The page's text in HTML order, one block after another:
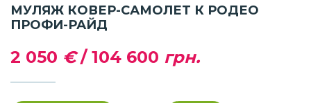
МУЛЯЖ КОВЕР-САМОЛЕТ К РОДЕО
ПРОФИ-РАЙД
2 050 €/ 104 600 грн.